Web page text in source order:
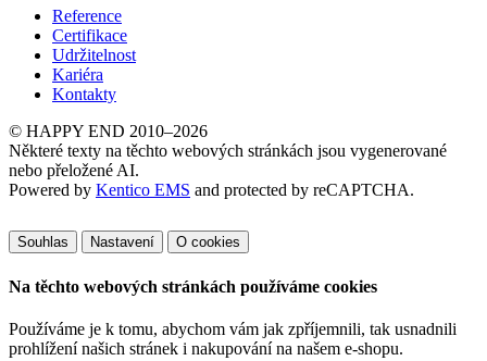
Reference
Certifikace
Udržitelnost
Kariéra
Kontakty
© HAPPY END 2010–2026
Některé texty na těchto webových stránkách jsou vygenerované
nebo přeložené AI.
Powered by Kentico EMS and protected by reCAPTCHA.
Souhlas Nastavení O cookies
Na těchto webových stránkách používáme cookies
Používáme je k tomu, abychom vám jak zpříjemnili, tak usnadnili
prohlížení našich stránek i nakupování na našem e-shopu.